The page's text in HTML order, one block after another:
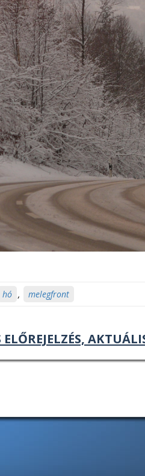
hó , melegfront
ELŐREJELZÉS,